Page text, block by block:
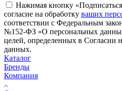
Нажимая кнопку
согласие на обработку ваших
соответствии с Федеральным
№152-ФЗ «О персональных
целей, определенных в Согласии
данных.
Каталог
Бренды
Компания